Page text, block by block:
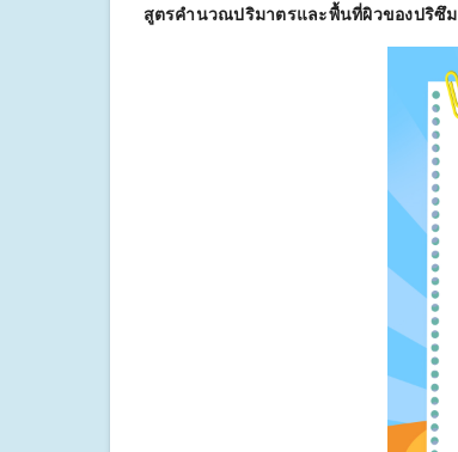
สูตรคำนวณปริมาตรและพื้นที่ผิวของปริซึม